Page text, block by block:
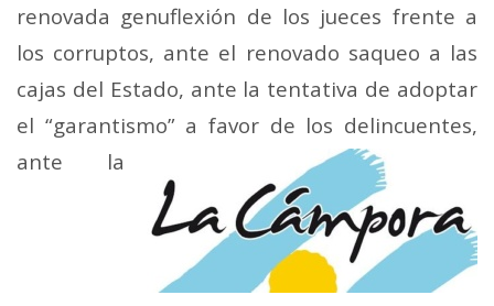
renovada genuflexión de los jueces frente a
los corruptos, ante el renovado saqueo a las
cajas del Estado, ante la tentativa de adoptar
el “garantismo” a favor de los delincuentes,
ante la